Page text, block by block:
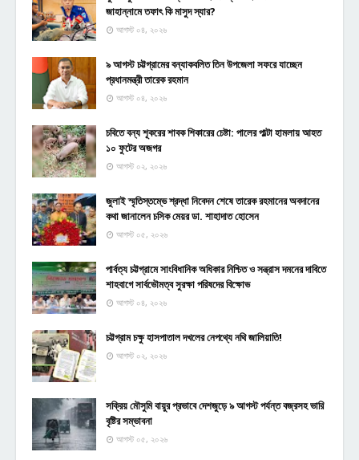
জাহান্নামে তফাৎ কি মাসুদ স্যার?
আগস্ট ০৪, ২০২৬
৯ আগস্ট চট্টগ্রামের বন্যাকবলিত তিন উপজেলা সফরে যাচ্ছেন
প্রধানমন্ত্রী তারেক রহমান
আগস্ট ০৪, ২০২৬
চবিতে বন্য শূকরের শাবক শিকারের চেষ্টা: পালের পাল্টা হামলায় আহত
১০ ফুটের অজগর
আগস্ট ০২, ২০২৬
জুলাই স্মৃতিস্তম্ভে শ্রদ্ধা নিবেদন শেষে তারেক রহমানের অবদানের
কথা জানালেন চসিক মেয়র ডা. শাহাদাত হোসেন
আগস্ট ০৫, ২০২৬
পার্বত্য চট্টগ্রামে সাংবিধানিক অধিকার নিশ্চিত ও সন্ত্রাস দমনের দাবিতে
শাহবাগে সার্বভৌমত্ব সুরক্ষা পরিষদের বিক্ষোভ
আগস্ট ০৪, ২০২৬
চট্টগ্রাম চক্ষু হাসপাতাল দখলের নেপথ্যে নথি জালিয়াতি!
আগস্ট ০২, ২০২৬
সক্রিয় মৌসুমি বায়ুর প্রভাবে দেশজুড়ে ৯ আগস্ট পর্যন্ত বজ্রসহ ভারি
বৃষ্টির সম্ভাবনা
আগস্ট ০৫, ২০২৬